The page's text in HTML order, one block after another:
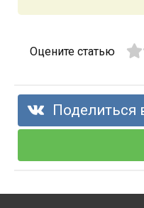
Оцените статью
Поделиться